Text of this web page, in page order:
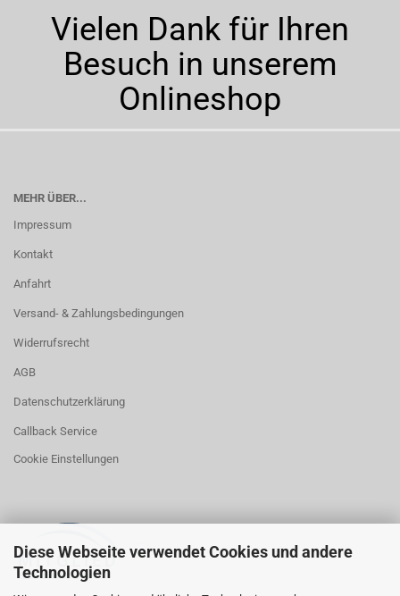
Diese Webseite verwendet Cookies und andere
Technologien
Vielen Dank für Ihren
Besuch in unserem
Onlineshop
MEHR ÜBER...
Impressum
Kontakt
Anfahrt
Versand- & Zahlungsbedingungen
Widerrufsrecht
AGB
Datenschutzerklärung
Callback Service
Cookie Einstellungen